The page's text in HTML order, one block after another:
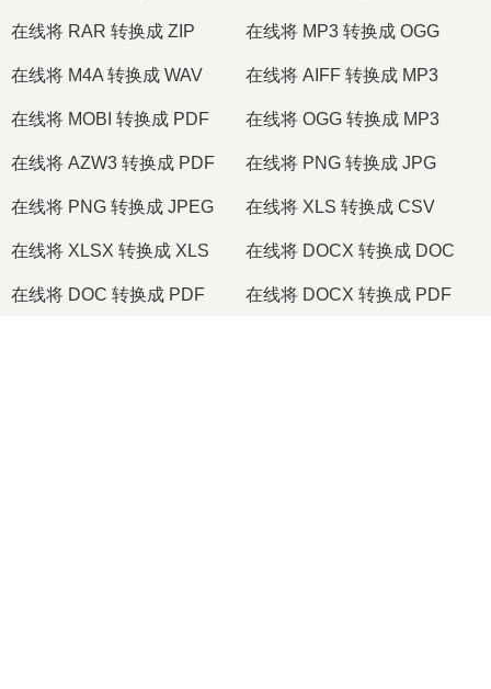
在线将 RAR 转换成 ZIP 在线将 MP3 转换成 OGG
在线将 M4A 转换成 WAV 在线将 AIFF 转换成 MP3
在线将 MOBI 转换成 PDF 在线将 OGG 转换成 MP3
在线将 AZW3 转换成 PDF 在线将 PNG 转换成 JPG
在线将 PNG 转换成 JPEG 在线将 XLS 转换成 CSV
在线将 XLSX 转换成 XLS 在线将 DOCX 转换成 DOC
在线将 DOC 转换成 PDF 在线将 DOCX 转换成 PDF